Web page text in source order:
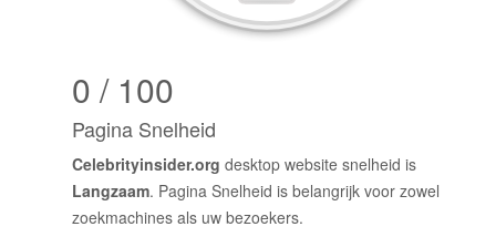
0 / 100
Pagina Snelheid
Celebrityinsider.org desktop website snelheid is
Langzaam. Pagina Snelheid is belangrijk voor zowel
zoekmachines als uw bezoekers.